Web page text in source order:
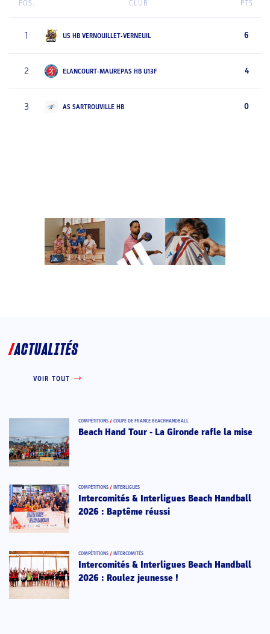
POS. CLUB PTS
1 US HB VERNOUILLET-VERNEUIL 6
2 ELANCOURT-MAUREPAS HB U13F 4
3 AS SARTROUVILLE HB 0
ACTUALITÉS
VOIR TOUT
COMPÉTITIONS / COUPE DE FRANCE BEACHHANDBALL
Beach Hand Tour - La Gironde rafle la mise
COMPÉTITIONS / INTERLIGUES
Intercomités & Interligues Beach Handball
2026 : Baptême réussi
COMPÉTITIONS / INTERCOMITÉS
Intercomités & Interligues Beach Handball
2026 : Roulez jeunesse !